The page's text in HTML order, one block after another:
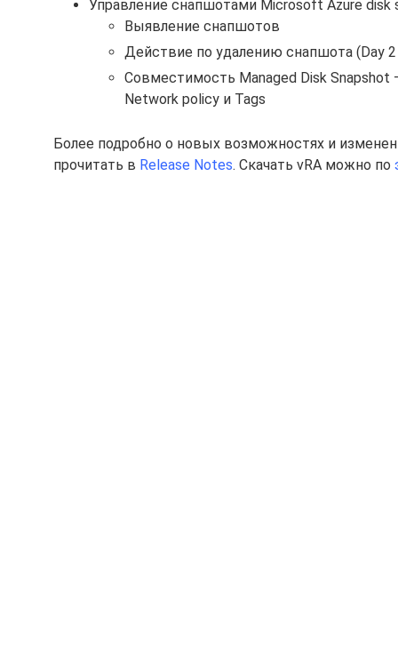
Управление снапшотами Microsoft Azure disk
Выявление снапшотов
Действие по удалению снапшота (Day
Совместимость Managed Disk Snapshot
Network policy и Tags
Более подробно о новых возможностях и
прочитать в Release Notes. Скачать vRA можно по